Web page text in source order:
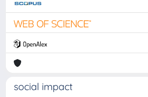
social impact